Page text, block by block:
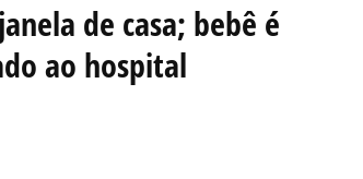
Lima
de casa; bebê é
ao hospital